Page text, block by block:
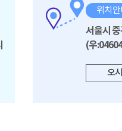
위치안
서울시
(우
오